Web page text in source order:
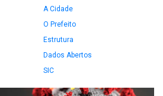
A Cidade
O Prefeito
Estrutura
Dados Abertos
SIC